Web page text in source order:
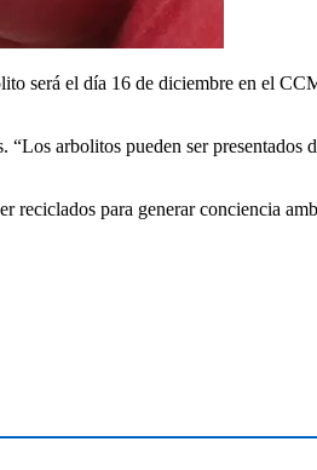
será el día 16 de diciembre en el
arbolitos pueden ser presentados
reciclados para generar conciencia